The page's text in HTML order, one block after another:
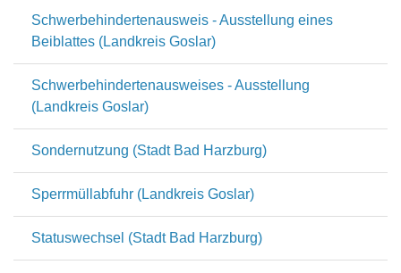
Schwerbehindertenausweis - Ausstellung eines
Beiblattes (Landkreis Goslar)
Schwerbehindertenausweises - Ausstellung
(Landkreis Goslar)
Sondernutzung (Stadt Bad Harzburg)
Sperrmüllabfuhr (Landkreis Goslar)
Statuswechsel (Stadt Bad Harzburg)